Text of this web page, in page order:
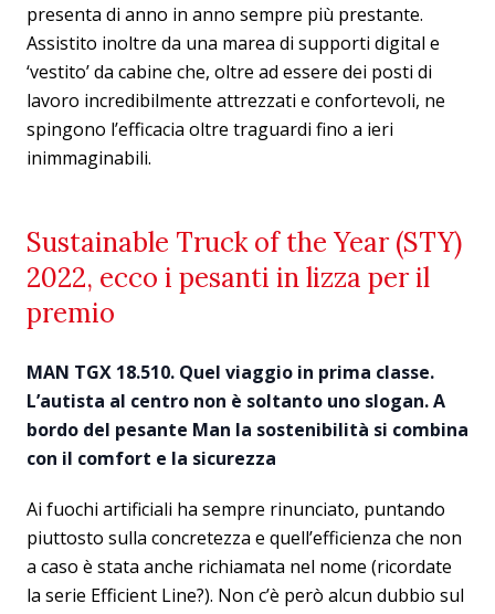
presenta di anno in anno sempre più prestante.
Assistito inoltre da una marea di supporti digital e
‘vestito’ da cabine che, oltre ad essere dei posti di
lavoro incredibilmente attrezzati e confortevoli, ne
spingono l’efficacia oltre traguardi fino a ieri
inimmaginabili.
Sustainable Truck of the Year (STY)
2022, ecco i pesanti in lizza per il
premio
MAN TGX 18.510. Quel viaggio in prima classe.
L’autista al centro non è soltanto uno slogan. A
bordo del pesante Man la sostenibilità si combina
con il comfort e la sicurezza
Ai fuochi artificiali ha sempre rinunciato, puntando
piuttosto sulla concretezza e quell’efficienza che non
a caso è stata anche richiamata nel nome (ricordate
la serie Efficient Line?). Non c’è però alcun dubbio sul